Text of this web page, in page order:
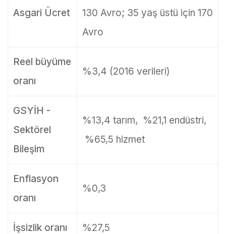
Asgari Ücret
130 Avro; 35 yaş üstü için 170
Avro
Reel büyüme
oranı
%3,4 (2016 verileri)
GSYİH -
Sektörel
Bileşim
%13,4 tarım, %21,1 endüstri,
%65,5 hizmet
Enflasyon
oranı
%0,3
İşsizlik oranı %27,5